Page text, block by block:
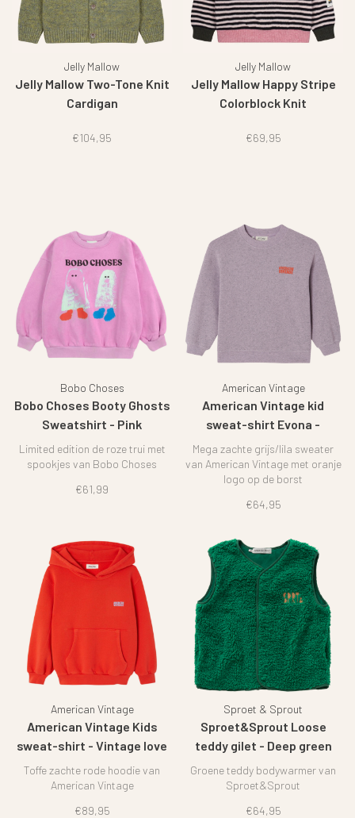
Jelly Mallow
Jelly Mallow Two-Tone Knit
Cardigan
€104,95
Jelly Mallow
Jelly Mallow Happy Stripe
Colorblock Knit
€69,95
Bobo Choses
Bobo Choses Booty Ghosts
Sweatshirt - Pink
Limited edition de roze trui met
spookjes van Bobo Choses
€61,99
American Vintage
American Vintage kid
sweat-shirt Evona -
Sugered almond
Mega zachte grijs/lila sweater
van American Vintage met oranje
logo op de borst
€64,95
American Vintage
American Vintage Kids
sweat-shirt - Vintage love
Toffe zachte rode hoodie van
American Vintage
€89,95
Sproet & Sprout
Sproet&Sprout Loose
teddy gilet - Deep green
Groene teddy bodywarmer van
Sproet&Sprout
€64,95